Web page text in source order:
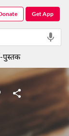
Get App
पुस्तक